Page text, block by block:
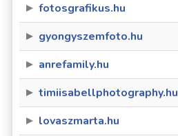
fotosgrafikus.hu
gyongyszemfoto.hu
anrefamily.hu
timiisabellphotography.hu
lovaszmarta.hu